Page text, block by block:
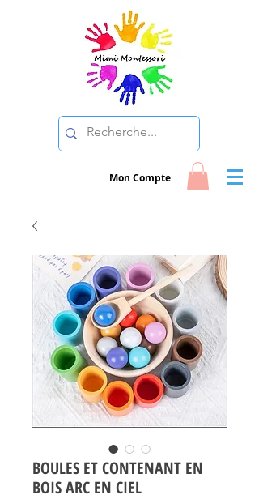
Mon Compte
BOULES ET CONTENANT EN
BOIS ARC EN CIEL